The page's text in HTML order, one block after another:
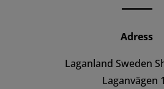
Adress
Laganland Sweden
Laganvägen